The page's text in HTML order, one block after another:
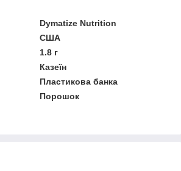
Dymatize Nutrition
США
1.8 г
Казеїн
Пластикова банка
Порошок